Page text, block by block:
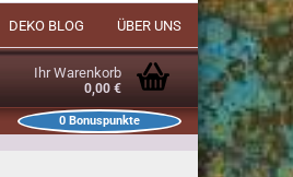
Ihr Warenkorb
0,00 €
0 Bonuspunkte
DEKO BLOG ÜBER UNS